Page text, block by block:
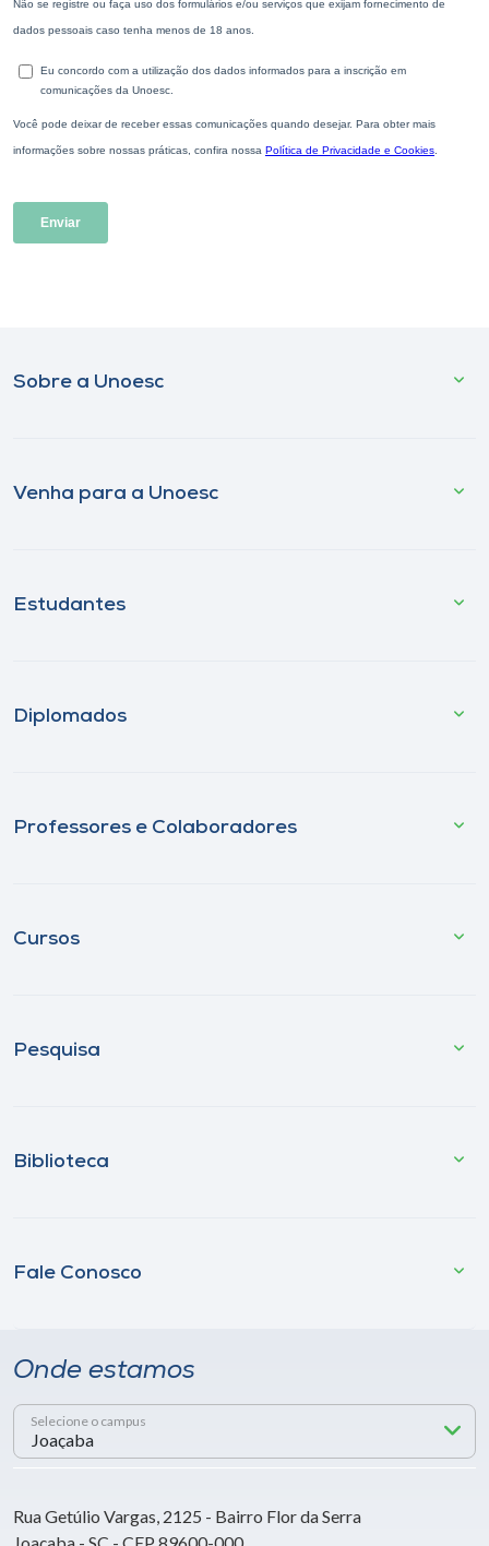
Sobre a Unoesc
Venha para a Unoesc
Estudantes
Diplomados
Professores e Colaboradores
Cursos
Pesquisa
Biblioteca
Fale Conosco
Onde estamos
Selecione o campus
Rua Getúlio Vargas, 2125 - Bairro Flor da Serra